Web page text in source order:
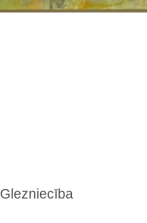
Glezniecība